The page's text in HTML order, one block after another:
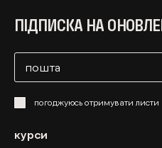
погоджуюсь отримувати листи
ПІДПИСКА НА
курси